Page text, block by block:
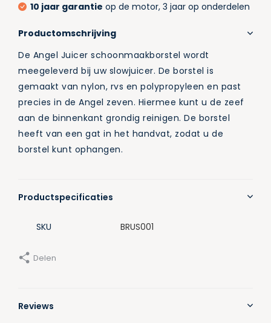
10 jaar garantie op de motor, 3 jaar op onderdelen
Productomschrijving
De Angel Juicer schoonmaakborstel wordt
meegeleverd bij uw slowjuicer. De borstel is
gemaakt van nylon, rvs en polypropyleen en past
precies in de Angel zeven. Hiermee kunt u de zeef
aan de binnenkant grondig reinigen. De borstel
heeft van een gat in het handvat, zodat u de
borstel kunt ophangen.
Productspecificaties
SKU BRUS001
Delen
Reviews